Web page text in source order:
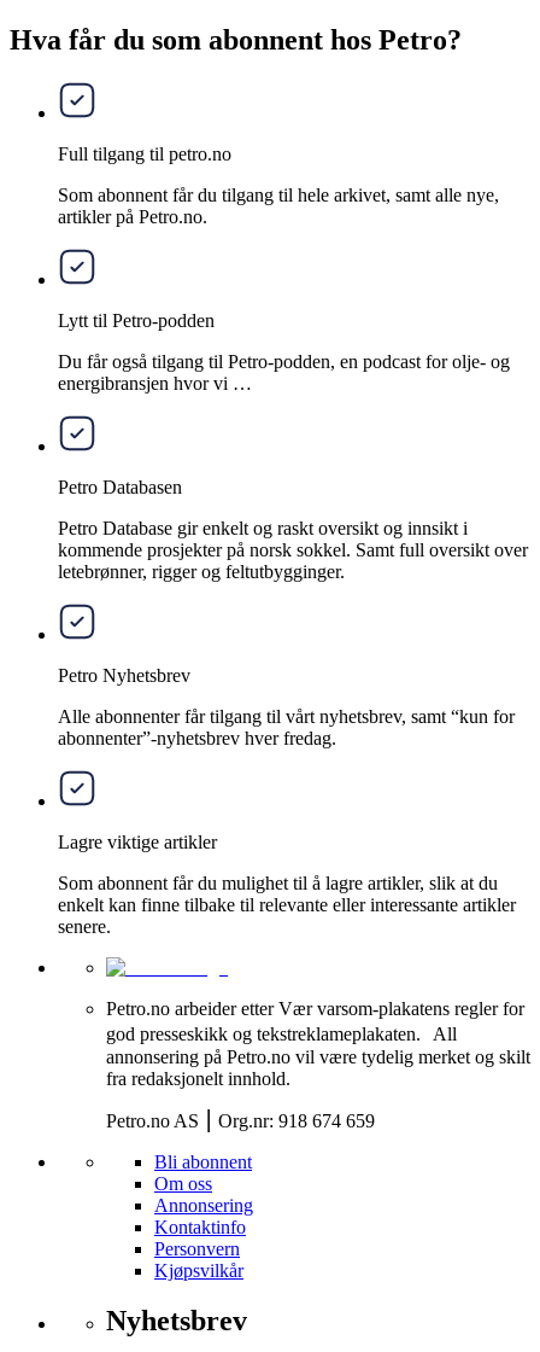
Hva får du som abonnent hos Petro?
Full tilgang til petro.no
Som abonnent får du tilgang til hele arkivet, samt alle nye,
artikler på Petro.no.
Lytt til Petro-podden
Du får også tilgang til Petro-podden, en podcast for olje- og
energibransjen hvor vi …
Petro Databasen
Petro Database gir enkelt og raskt oversikt og innsikt i
kommende prosjekter på norsk sokkel. Samt full oversikt over
letebrønner, rigger og feltutbygginger.
Petro Nyhetsbrev
Alle abonnenter får tilgang til vårt nyhetsbrev, samt “kun for
abonnenter”-nyhetsbrev hver fredag.
Lagre viktige artikler
Som abonnent får du mulighet til å lagre artikler, slik at du
enkelt kan finne tilbake til relevante eller interessante artikler
senere.
Petro.no arbeider etter Vær varsom-plakatens regler for
god presseskikk og tekstreklameplakaten. All
annonsering på Petro.no vil være tydelig merket og skilt
fra redaksjonelt innhold.
Petro.no AS ⎮ Org.nr: 918 674 659
Bli abonnent
Om oss
Annonsering
Kontaktinfo
Personvern
Kjøpsvilkår
Nyhetsbrev